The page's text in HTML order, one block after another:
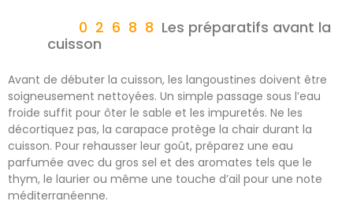
Les préparatifs avant la
cuisson
Avant de débuter la cuisson, les langoustines doivent être
soigneusement nettoyées. Un simple passage sous l’eau
froide suffit pour ôter le sable et les impuretés. Ne les
décortiquez pas, la carapace protège la chair durant la
cuisson. Pour rehausser leur goût, préparez une eau
parfumée avec du gros sel et des aromates tels que le
thym, le laurier ou même une touche d’ail pour une note
méditerranéenne.